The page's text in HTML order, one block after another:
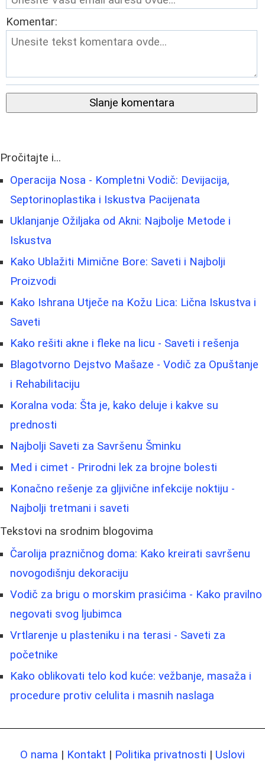
Komentar:
Slanje komentara
Pročitajte i...
Operacija Nosa - Kompletni Vodič: Devijacija,
Septorinoplastika i Iskustva Pacijenata
Uklanjanje Ožiljaka od Akni: Najbolje Metode i
Iskustva
Kako Ublažiti Mimične Bore: Saveti i Najbolji
Proizvodi
Kako Ishrana Utječe na Kožu Lica: Lična Iskustva i
Saveti
Kako rešiti akne i fleke na licu - Saveti i rešenja
Blagotvorno Dejstvo Mašaze - Vodič za Opuštanje
i Rehabilitaciju
Koralna voda: Šta je, kako deluje i kakve su
prednosti
Najbolji Saveti za Savršenu Šminku
Med i cimet - Prirodni lek za brojne bolesti
Konačno rešenje za gljivične infekcije noktiju -
Najbolji tretmani i saveti
Tekstovi na srodnim blogovima
Čarolija prazničnog doma: Kako kreirati savršenu
novogodišnju dekoraciju
Vodič za brigu o morskim prasićima - Kako pravilno
negovati svog ljubimca
Vrtlarenje u plasteniku i na terasi - Saveti za
početnike
Kako oblikovati telo kod kuće: vežbanje, masaža i
procedure protiv celulita i masnih naslaga
O nama | Kontakt | Politika privatnosti | Uslovi